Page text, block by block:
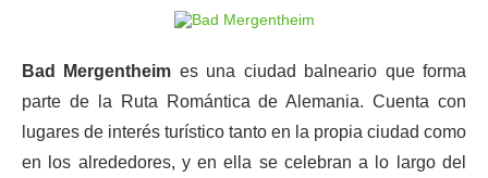
Bad Mergentheim es una ciudad balneario que forma
parte de la Ruta Romántica de Alemania. Cuenta con
lugares de interés turístico tanto en la propia ciudad como
en los alrededores, y en ella se celebran a lo largo del